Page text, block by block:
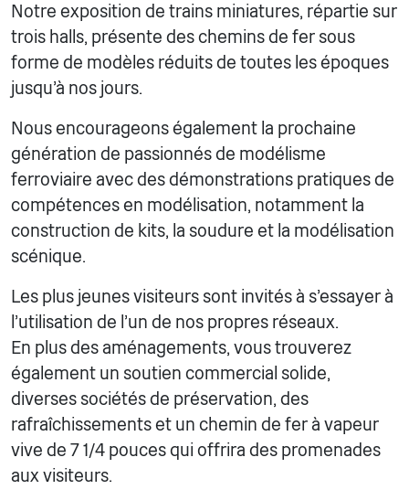
Notre exposition de trains miniatures, répartie sur
trois halls, présente des chemins de fer sous
forme de modèles réduits de toutes les époques
jusqu'à nos jours.
Nous encourageons également la prochaine
génération de passionnés de modélisme
ferroviaire avec des démonstrations pratiques de
compétences en modélisation, notamment la
construction de kits, la soudure et la modélisation
scénique.
Les plus jeunes visiteurs sont invités à s'essayer à
l'utilisation de l'un de nos propres réseaux.
En plus des aménagements, vous trouverez
également un soutien commercial solide,
diverses sociétés de préservation, des
rafraîchissements et un chemin de fer à vapeur
vive de 7 1/4 pouces qui offrira des promenades
aux visiteurs.